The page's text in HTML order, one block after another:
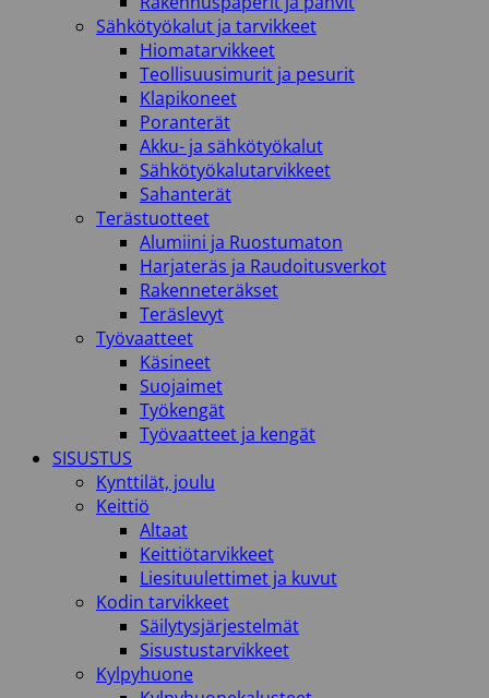
Sähkötyökalut ja tarvikkeet
Hiomatarvikkeet
Teollisuusimurit ja pesurit
Klapikoneet
Poranterät
Akku- ja sähkötyökalut
Sähkötyökalutarvikkeet
Sahanterät
Terästuotteet
Alumiini ja Ruostumaton
Harjateräs ja Raudoitusverkot
Rakenneteräkset
Teräslevyt
Työvaatteet
Käsineet
Suojaimet
Työkengät
Työvaatteet ja kengät
SISUSTUS
Kynttilät, joulu
Keittiö
Altaat
Keittiötarvikkeet
Liesituulettimet ja kuvut
Kodin tarvikkeet
Säilytysjärjestelmät
Sisustustarvikkeet
Kylpyhuone